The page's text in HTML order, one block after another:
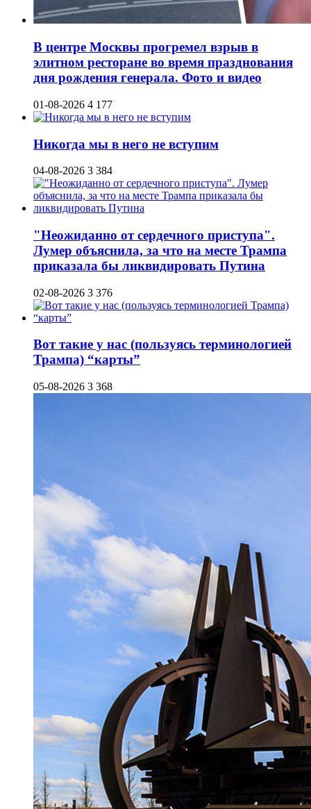
В центре Москвы прогремел взрыв в
элитном ресторане во время празднования
дня рождения генерала. Фото и видео
01-08-2026 4 177
Никогда мы в него не вступим
04-08-2026 3 384
"Неожиданно от сердечного приступа".
Лумер объяснила, за что на месте Трампа
приказала бы ликвидировать Путина
02-08-2026 3 376
Вот такие у нас (пользуясь терминологией
Трампа) “карты”
05-08-2026 3 368